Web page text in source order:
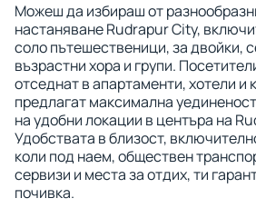
Можеш да избираш от
настаняване Rudrapur City,
соло пътешественици, за двойки,
възрастни хора и групи.
отседнат в апартаменти, хотели и
предлагат максимална
на удобни локации в центъра на
Удобствата в близост,
коли под наем, обществен
сервизи и места за отдих, ти
почивка.